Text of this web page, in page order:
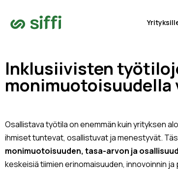
Inklusiivisten
Osallistava työtila on enemmän kuin yrityksen
ihmiset tuntevat, osallistuvat ja menestyvät.
monimuotoisuuden, tasa-arvon ja
keskeisiä tiimien erinomaisuuden, innovoinnin